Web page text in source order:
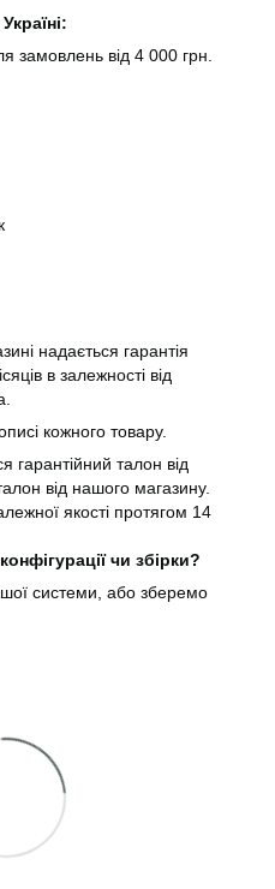
замовлень від 4 000 грн.
надається гарантія
в залежності від
кожного товару.
гарантійний талон від
від нашого магазину.
якості протягом 14
чи збірки?
системи, або зберемо